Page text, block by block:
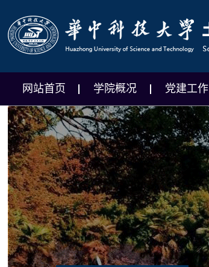
网站首页 学院概况 党建工作